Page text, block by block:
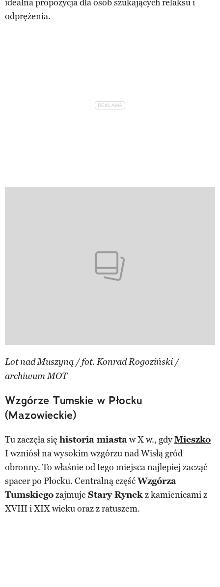
idealna propozycja dla osób szukających relaksu i
odprężenia.
Lot nad Muszyną / fot. Konrad Rogoziński /
archiwum MOT
Wzgórze Tumskie w Płocku
(Mazowieckie)
Tu zaczęła się historia miastaw X w., gdyMieszko
I wzniósł na wysokim wzgórzu nad Wisłą gród
obronny. To właśnie od tego miejsca najlepiej zacząć
spacer po Płocku. Centralną częśćWzgórza
Tumskiegozajmuje Stary Rynekz kamienicami z
XVIII i XIX wieku oraz z ratuszem.